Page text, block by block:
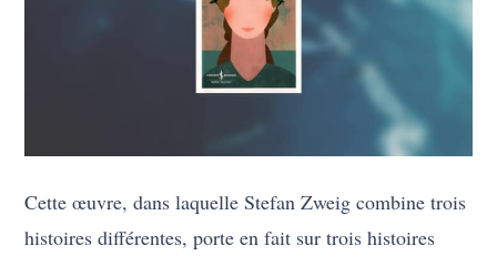
Cette œuvre, dans laquelle Stefan Zweig combine trois
histoires différentes, porte en fait sur trois histoires